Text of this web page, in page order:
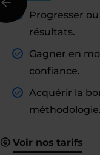
Progresser
résultats.
Gagner en
confiance.
Acquérir la
méthodologie.
Voir nos tarifs